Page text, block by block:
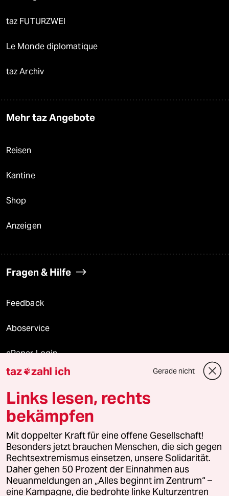
taz FUTURZWEI
Le Monde diplomatique
taz Archiv
Mehr taz Angebote
Reisen
Kantine
Shop
Anzeigen
Fragen & Hilfe
Feedback
Aboservice
ePaper Login
Downloads für Abonnierende
© 2026 taz Verlags und Vertriebs GmbH
Alle Rechte vorbehalten. Bei rechtlichen Fragen oder für Genehmigungen
wenden Sie sich bitte an
lizenzen@taz.de
Feedback Redaktionsstatut Kommune-Richtlinien
taz zahl ich Gerade nicht
Links lesen, rechts
bekämpfen
Mit doppelter Kraft für eine offene Gesellschaft!
Besonders jetzt brauchen Menschen, die sich gegen
Rechtsextremismus einsetzen, unsere Solidarität.
Daher gehen 50 Prozent der Einnahmen aus
Neuanmeldungen an „Alles beginnt im Zentrum“ –
eine Kampagne, die bedrohte linke Kulturzentren